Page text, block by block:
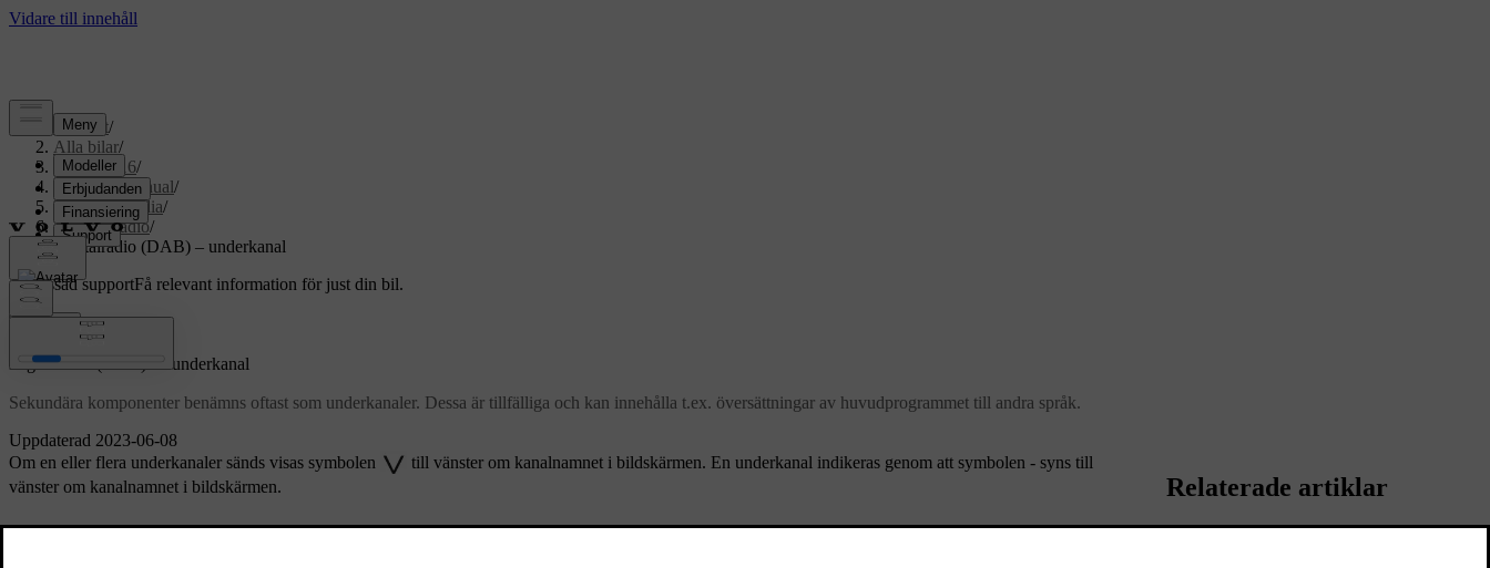
Support/
Alla bilar/
XC70 2016/
Användarmanual/
Ljud och media/
Digitalradio/
Digitalradio (DAB) – underkanal
Anpassad supportFå relevant information för just din bil.
Uppdaterad 2023-06-08
Digitalradio (DAB) – underkanal
Sekundära komponenter benämns oftast som underkanaler. Dessa är tillfälliga och kan innehålla t.ex. översättningar av huvudprogrammet till andra språk.
Om en eller flera underkanaler sänds visas symbolen till vänster om kanalnamnet i bildskärmen. En underkanal indikeras genom att symbolen - syns till
vänster om kanalnamnet i bildskärmen.
Vrid påTUNEför att komma åt underkanaler.
Relaterade artiklar